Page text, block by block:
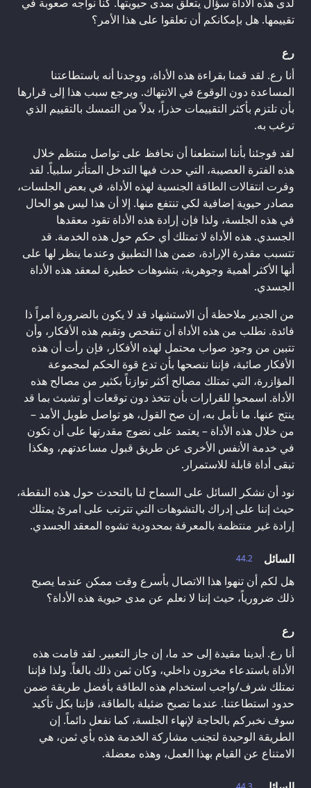
تقييمها. هل بإمكانكم أن تعلقوا على هذا الأمر؟
رع
أنا رع. لقد قمنا بقراءة هذه الأداة، ووجدنا أنه باستطاعتنا
المساعدة دون الوقوع في الانتهاك. ويرجع سبب هذا إلى قرارها
بأن تلتزم بأكثر التقييمات حذراً، بدلاً من التمسك بالتقييم الذي
ترغب به.
لقد فوجئنا بأننا استطعنا أن نحافظ على تواصل منتظم خلال
هذه الفترة العصيبة، التي حدث فيها التدخل المتأثر سلبياً. لقد
وفرت انتقالات الطاقة الجنسية لهذه الأداة، في بعض الجلسات،
مصادر حيوية إضافية لكي تنتفع منها. إلا أن هذا ليس هو الحال
في هذه الجلسة، ولذا فإن إرادة هذه الأداة تقود معقدها
الجسدي. هذه الأداة لا تمتلك أي حكم حول هذه الخدمة. قد
تتسبب مقدرة الإرادة، ضمن هذا التطبيق وعندما ينظر لها على
أنها الأكثر أهمية وجوهرية، بتشوهات خطيرة لمعقد هذه الأداة
الجسدي.
من الجدير ملاحظة أن الاستشهاد قد لا يكون بالضرورة أمراً ذا
فائدة. نطلب من هذه الأداة أن تتفحص وتقيم هذه الأفكار، وأن
تتبين من وجود صواب محتمل لهذه الأفكار، فإن رأت أن هذه
الأفكار صائبة، فإننا ننصحها بأن تدع قوة الحكم لمجموعة
المؤازرة، التي تمتلك مصالح أكثر توازناً بكثير من مصالح هذه
الأداة. اسمحوا للقرارات بأن تتخذ دون توقعات أو تشبث بما قد
ينتج عنها. ما نأمل به، إن صح القول، هو تواصل طويل الأمد –
من خلال هذه الأداة – يعتمد على نضوج مقدرتها على أن تكون
في خدمة الأنفس الأخرى عن طريق قبول مساعدتهم، وهكذا
تبقى أداة قابلة للاستمرار.
نود أن نشكر السائل على السماح لنا بالتحدث حول هذه النقطة،
حيث إننا على إدراك بالتشوهات التي تترتب على امرئ يمتلك
إرادة غير منتظمة بالمعرفة بمحدودية تشوه المعقد الجسدي.
44.2
السائل
هل لكم أن تنهوا هذا الاتصال بأسرع وقت ممكن عندما يصبح
ذلك ضرورياً، حيث إننا لا نعلم عن مدى حيوية هذه الأداة؟
رع
أنا رع. أيدينا مقيدة إلى حد ما، إن جاز التعبير. لقد قامت هذه
الأداة باستدعاء مخزون داخلي، وكان ثمن ذلك بالغاً. ولذا فإننا
نمتلك شرف/واجب استخدام هذه الطاقة بأفضل طريقة ضمن
حدود استطاعتنا. عندما تصبح ضئيلة بالطاقة، فإننا بكل تأكيد
سوف نخبركم بالحاجة لإنهاء الجلسة، كما نفعل دائماً. إن
الطريقة الوحيدة لتجنب مشاركة الخدمة هذه بأي ثمن، هي
الامتناع عن القيام بهذا العمل، وهذه معضلة.